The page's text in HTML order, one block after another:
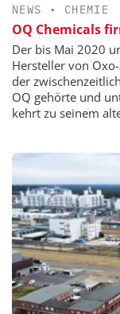
NEWS • CHEMIE
OQ Chemicals
Der bis Mai 2020
Hersteller von
der
OQ gehörte und
kehrt zu seinem